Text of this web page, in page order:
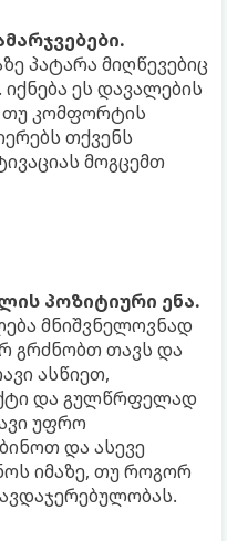
პატარა მიღწევებიც
ეს დავალების
თუ კომფორტის
თქვენს
მოგცემთ
პოზიტიური ენა.
მნიშვნელოვნად
გრძნობთ თავს და
ასწიეთ,
და გულწრფელად
უფრო
და ასევე
იმაზე, თუ როგორ